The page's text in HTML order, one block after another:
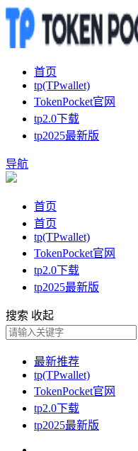
首页
tp(TPwallet)
TokenPocket官网
tp2.0下载
tp2025最新版
导航
首页
首页
tp(TPwallet)
TokenPocket官网
tp2.0下载
tp2025最新版
搜索 收起
最新推荐
tp(TPwallet)
TokenPocket官网
tp2.0下载
tp2025最新版